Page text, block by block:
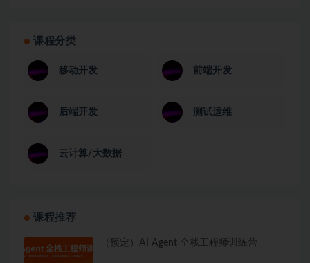
课程分类
移动开发 前端开发
后端开发 测试运维
云计算/大数据
课程推荐
（预定）AI Agent 全栈工程师训练营